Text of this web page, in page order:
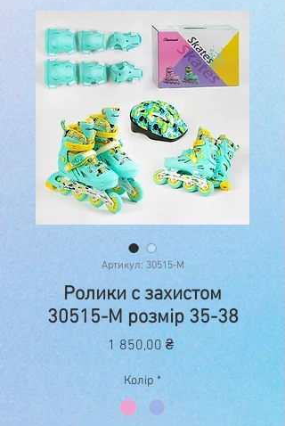
Артикул: 30515-М
Ролики с захистом
30515-М розмір 35-38
1 850,00 ₴Ціна
Колір *